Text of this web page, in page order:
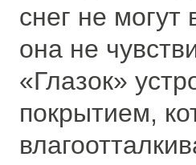
снег не
она не
«Глазок»
покрытием,